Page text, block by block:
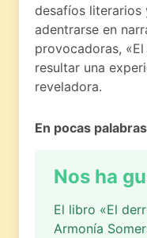
desafíos literarios
adentrarse en
provocadoras,
resultar una
reveladora.
En pocas
Nos ha
El libro «El
Armonía